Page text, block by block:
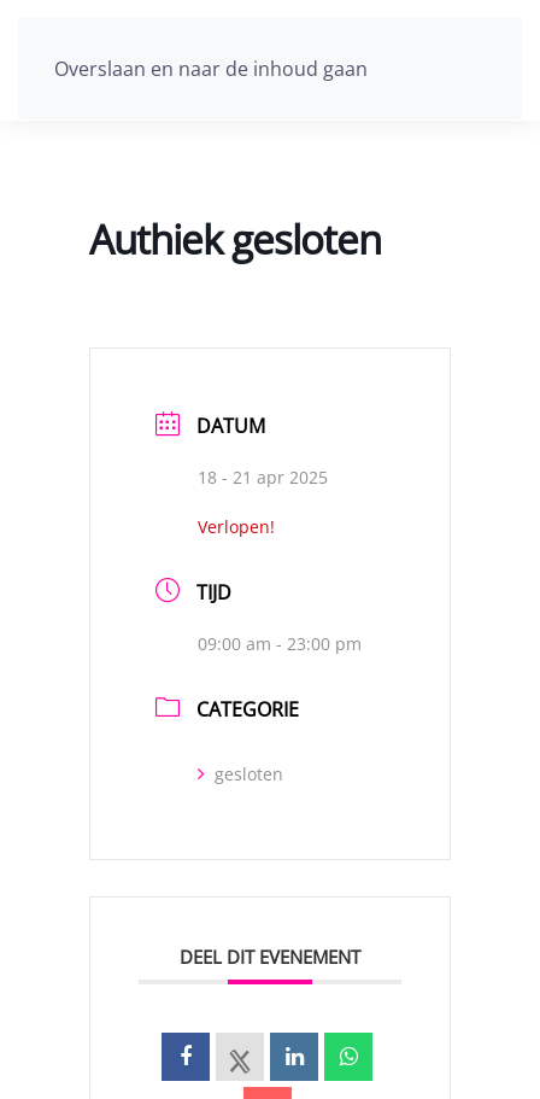
Overslaan en naar de inhoud gaan
Authiek gesloten
DATUM
18 - 21 apr 2025
Verlopen!
TIJD
09:00 am - 23:00 pm
CATEGORIE
gesloten
DEEL DIT EVENEMENT